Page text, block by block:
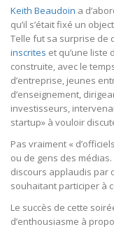
Keith Beaudoin a
qu’il s’était fixé un
Telle fut sa surprise de
inscrites et qu’une liste
construite, avec le
d’entreprise, jeunes
d’enseignement,
investisseurs,
startup» à vouloir
Pas vraiment «
ou de gens des
discours applaudis par
souhaitant participer à
Le succès de cette
d’enthousiasme à